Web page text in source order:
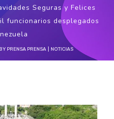
Seguras y Felices
funcionarios desplegados
BY PRENSA PRENSA NOTICIAS